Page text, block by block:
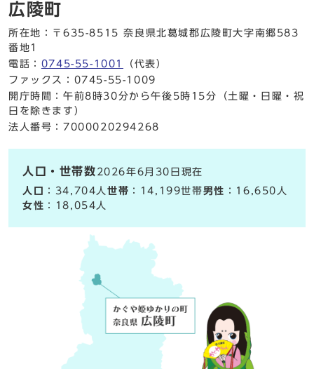
広陵町
所在地：〒635-8515 奈良県北葛城郡広陵町大字南郷583
番地1
電話： 0745-55-1001
（代表）
ファックス：0745-55-1009
開庁時間：午前8時30分から午後5時15分（土曜・日曜・祝
日を除きます）
法人番号：7000020294268
人口・世帯数 2026年6月30日現在
人口
：34,704人世帯 ：14,199世帯男性 ：16,650人
女性 ：18,054人